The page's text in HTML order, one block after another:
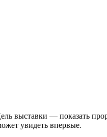
выставки — показать
увидеть впервые.